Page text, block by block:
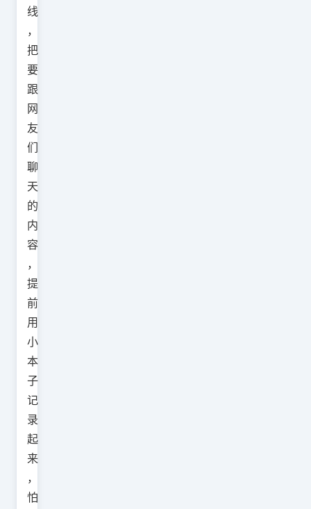
线
，
把
要
跟
网
友
们
聊
天
的
内
容
，
提
前
用
小
本
子
记
录
起
来
，
怕